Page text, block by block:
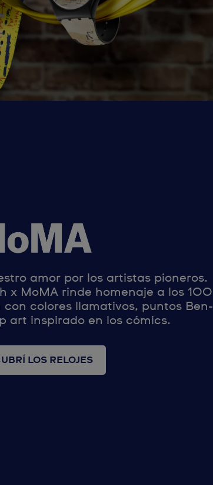
amor por los artistas pioneros.
x MoMA rinde homenaje a los 100
colores llamativos, puntos Ben-
art inspirado en los cómics.
LOS RELOJES